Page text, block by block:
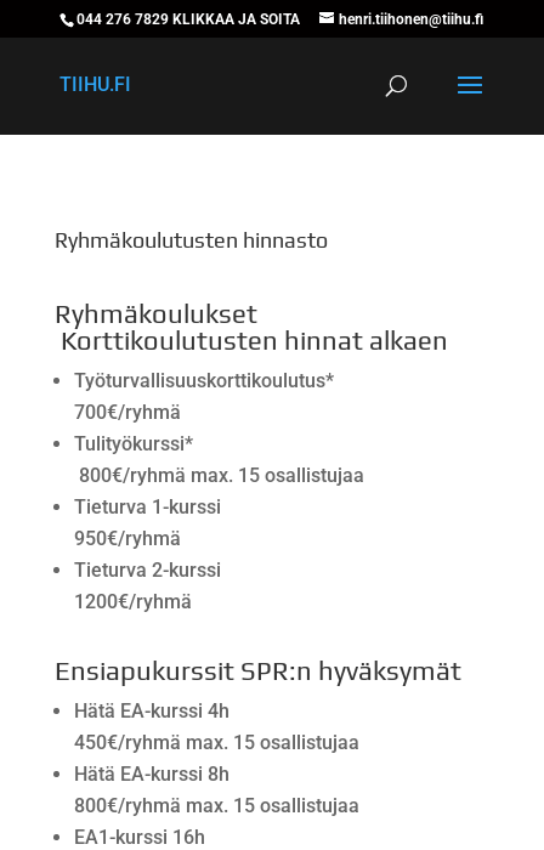
044 276 7829 KLIKKAA JA SOITA henri.tiihonen@tiihu.fi
TIIHU.FI
Ryhmäkoulutusten hinnasto
Ryhmäkoulukset
Korttikoulutusten hinnat alkaen
Työturvallisuuskorttikoulutus*
700€/ryhmä
Tulityökurssi*
800€/ryhmä max. 15 osallistujaa
Tieturva 1-kurssi
950€/ryhmä
Tieturva 2-kurssi
1200€/ryhmä
Ensiapukurssit SPR:n hyväksymät
Hätä EA-kurssi 4h
450€/ryhmä max. 15 osallistujaa
Hätä EA-kurssi 8h
800€/ryhmä max. 15 osallistujaa
EA1-kurssi 16h